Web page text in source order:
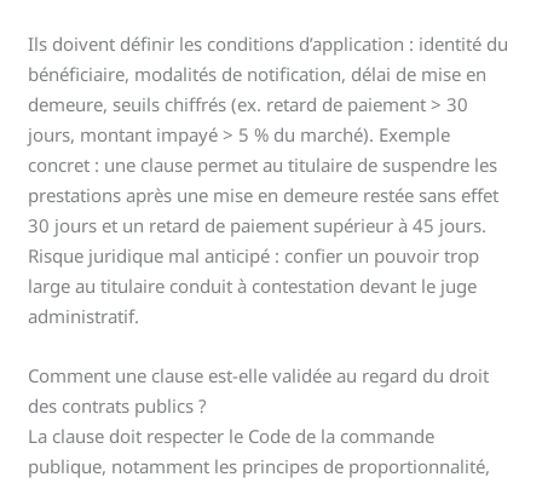
Ils doivent définir les conditions d’application : identité du
bénéficiaire, modalités de notification, délai de mise en
demeure, seuils chiffrés (ex. retard de paiement > 30
jours, montant impayé > 5 % du marché). Exemple
concret : une clause permet au titulaire de suspendre les
prestations après une mise en demeure restée sans effet
30 jours et un retard de paiement supérieur à 45 jours.
Risque juridique mal anticipé : confier un pouvoir trop
large au titulaire conduit à contestation devant le juge
administratif.
Comment une clause est-elle validée au regard du droit
des contrats publics ?
La clause doit respecter le Code de la commande
publique, notamment les principes de proportionnalité,